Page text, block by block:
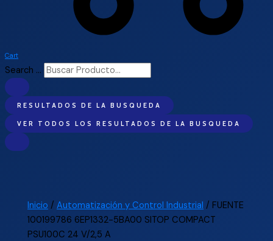
Cart
Search ...
RESULTADOS DE LA BUSQUEDA
VER TODOS LOS RESULTADOS DE LA BUSQUEDA
Inicio /Automatización y Control Industrial / FUENTE
100199786 6EP1332-5BA00 SITOP COMPACT
PSU100C 24 V/2,5 A